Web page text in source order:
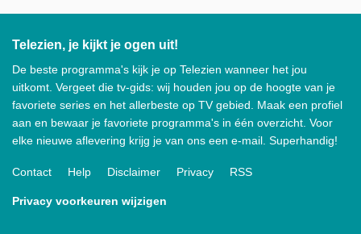
Telezien, je kijkt je ogen uit!
De beste programma's kijk je op Telezien wanneer het jou
uitkomt. Vergeet die tv-gids: wij houden jou op de hoogte van je
favoriete series en het allerbeste op TV gebied. Maak een profiel
aan en bewaar je favoriete programma's in één overzicht. Voor
elke nieuwe aflevering krijg je van ons een e-mail. Superhandig!
Contact Help Disclaimer Privacy RSS
Privacy voorkeuren wijzigen